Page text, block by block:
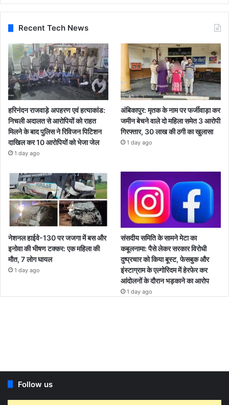
Recent Tech News
हरिनंदन राजवाड़े अपहरण एवं हत्याकांड:
निचली अदालत से आरोपियों को राहत
मिलने के बाद पुलिस ने रिविजन पिटिशन
दाखिल कर 10 आरोपियों को भेजा जेल
1 day ago
अंबिकापुर: मृतक के नाम पर फर्जीवाड़ा कर
जमीन बेचने वाले दो महिला समेत 3 आरोपी
गिरफ्तार, 30 लाख की ठगी का खुलासा
1 day ago
नेशनल हाईवे-130 पर जजगा में बस और
इनोवा की भीषण टक्कर: एक महिला की
मौत, 7 लोग घायल
1 day ago
संसदीय समिति के सामने मेटा का
कबूलनामा: पैसे लेकर सरकार विरोधी
दुष्प्रचार को किया बूस्ट, फेसबुक और
इंस्टाग्राम के एल्गोरिदम में हेरफेर कर
आंदोलनों के दौरान भड़काने का आरोप
1 day ago
Follow us